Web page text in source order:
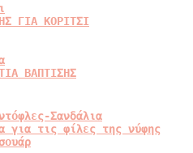
ΓΙΑ ΚΟΡΙΤΣΙ
ΒΑΠΤΙΣΗΣ
Σανδάλια
για τις φίλες της νύφης